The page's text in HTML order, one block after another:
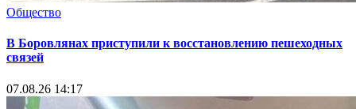
Общество
В Боровлянах приступили к восстановлению пешеходных
связей
07.08.26 14:17